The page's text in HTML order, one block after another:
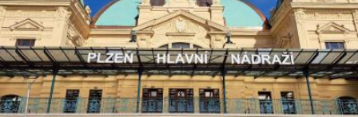
チ
ハ
ブ
リ
ー
チ